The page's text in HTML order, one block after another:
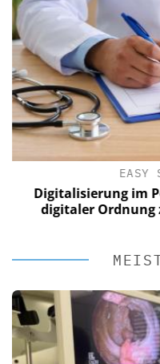
EASY
Digitalisierung im
digitaler Ordnung